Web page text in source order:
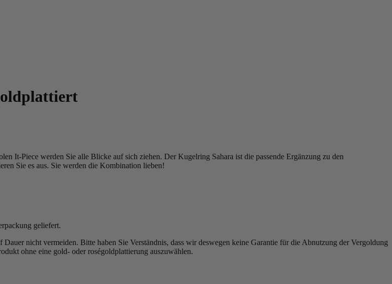
It-Piece werden Sie alle Blicke auf sich ziehen. Der Kugelring Sahara ist die passende Ergänzung zu den
Sie es aus. Sie werden die Kombination lieben!
geliefert.
nicht vermeiden. Bitte haben Sie Verständnis, dass wir deswegen keine Garantie für die Abnutzung der Vergoldung
ohne eine gold- oder roségoldplattierung auszuwählen.